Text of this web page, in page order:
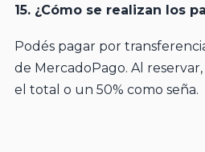
15. ¿Cómo se realizan los
Podés pagar por
de MercadoPago. Al
el total o un 50% como seña.